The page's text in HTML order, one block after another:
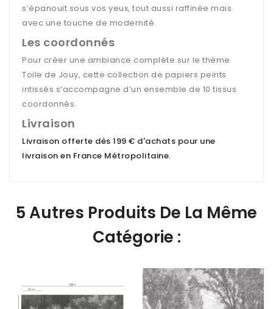
s’épanouit sous vos yeux, tout aussi raffinée mais
avec une touche de modernité.
Les coordonnés
Pour créer une ambiance complète sur le thème
Toile de Jouy, cette collection de papiers peints
intissés s’accompagne d’un ensemble de 10 tissus
coordonnés.
Livraison
Livraison offerte dès 199 € d'achats pour une
livraison en France Métropolitaine.
5 Autres Produits De La Même
Catégorie :